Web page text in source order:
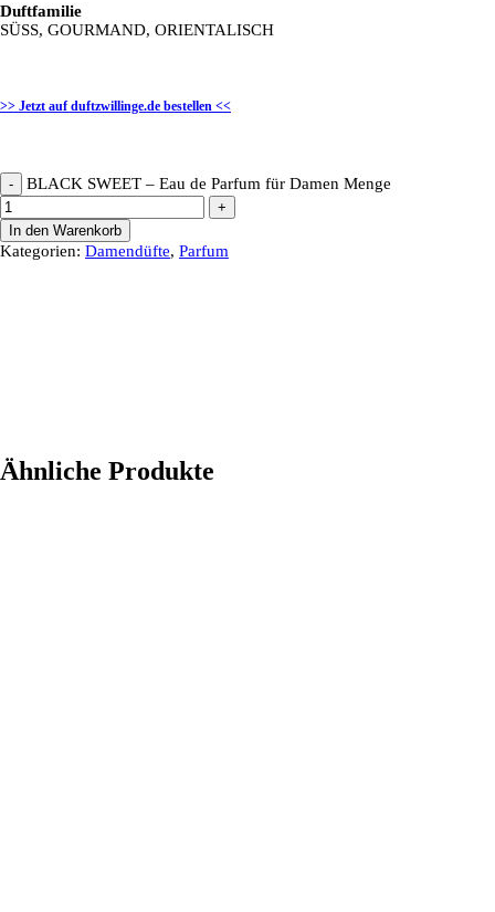
Duftfamilie
SÜSS, GOURMAND, ORIENTALISCH
>> Jetzt auf duftzwillinge.de bestellen <<
- BLACK SWEET – Eau de Parfum für Damen Menge
+
In den Warenkorb
Kategorien: Damendüfte, Parfum
Ähnliche Produkte